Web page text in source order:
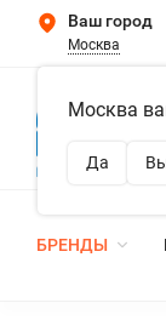
Ваш город
Москва
Москва
Да
БРЕНДЫ